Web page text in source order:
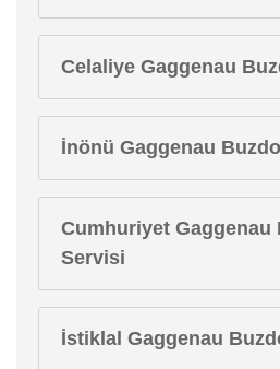
Celaliye Gaggenau
İnönü Gaggenau
Cumhuriyet Gaggenau
Servisi
İstiklal Gaggenau